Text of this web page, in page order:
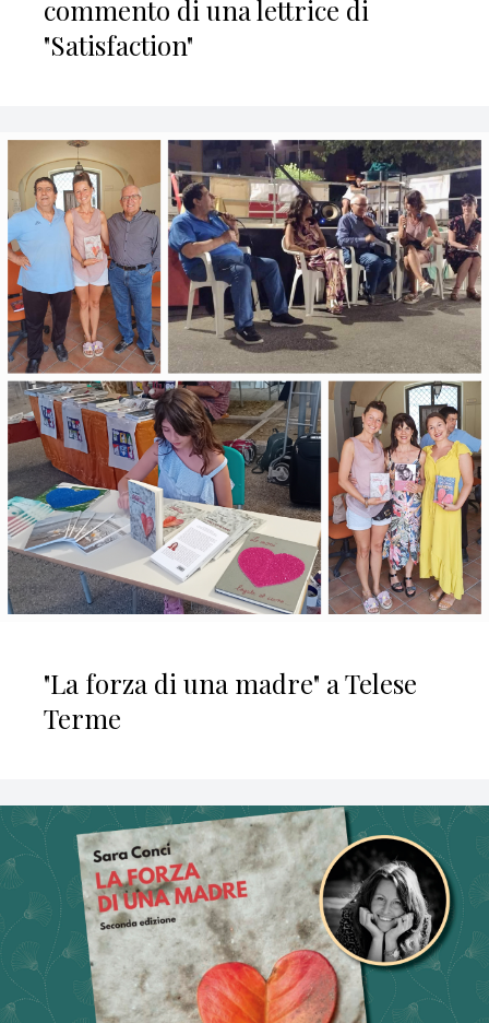
commento di una lettrice di
"Satisfaction"
"La forza di una madre" a Telese
Terme